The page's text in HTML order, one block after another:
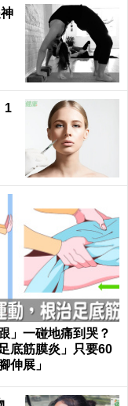
1
」一碰地痛到哭？
底筋膜炎」只要60
伸展」